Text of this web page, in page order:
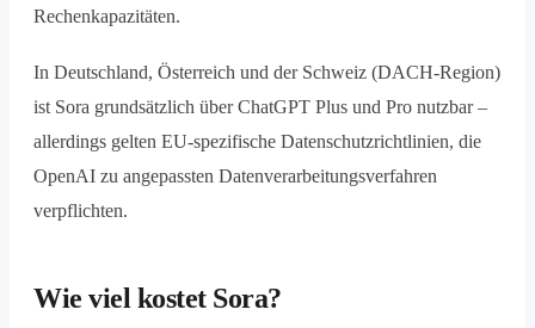
Rechenkapazitäten.
In Deutschland, Österreich und der Schweiz (DACH-Region)
ist Sora grundsätzlich über ChatGPT Plus und Pro nutzbar –
allerdings gelten EU-spezifische Datenschutzrichtlinien, die
OpenAI zu angepassten Datenverarbeitungsverfahren
verpflichten.
Wie viel kostet Sora?